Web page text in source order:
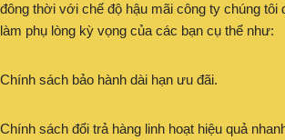
đông thời với chế độ hậu mãi công ty chúng tôi
làm phụ lòng kỳ vọng của các bạn cụ thể như:
Chính sách bảo hành dài hạn ưu đãi.
Chính sách đổi trả hàng linh hoạt hiệu quả